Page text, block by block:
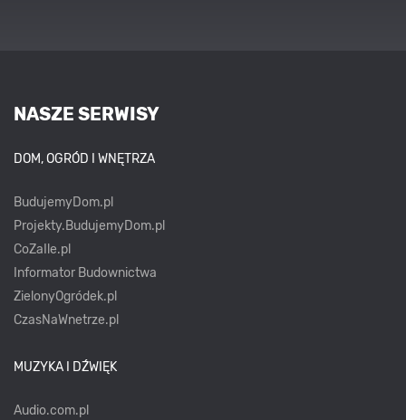
NASZE SERWISY
DOM, OGRÓD I WNĘTRZA
BudujemyDom.pl
Projekty.BudujemyDom.pl
CoZaIle.pl
Informator Budownictwa
ZielonyOgródek.pl
CzasNaWnetrze.pl
MUZYKA I DŹWIĘK
Audio.com.pl